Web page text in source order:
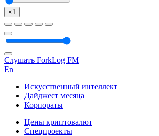
×1
Слушать ForkLog FM
En
Искусственный интеллект
Дайджест месяца
Корпораты
Цены криптовалют
Спецпроекты